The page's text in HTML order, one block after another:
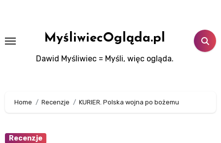
MyśliwiecOgląda.pl
Dawid Myśliwiec = Myśli, więc ogląda.
Home Recenzje KURIER. Polska wojna po bożemu
Recenzje